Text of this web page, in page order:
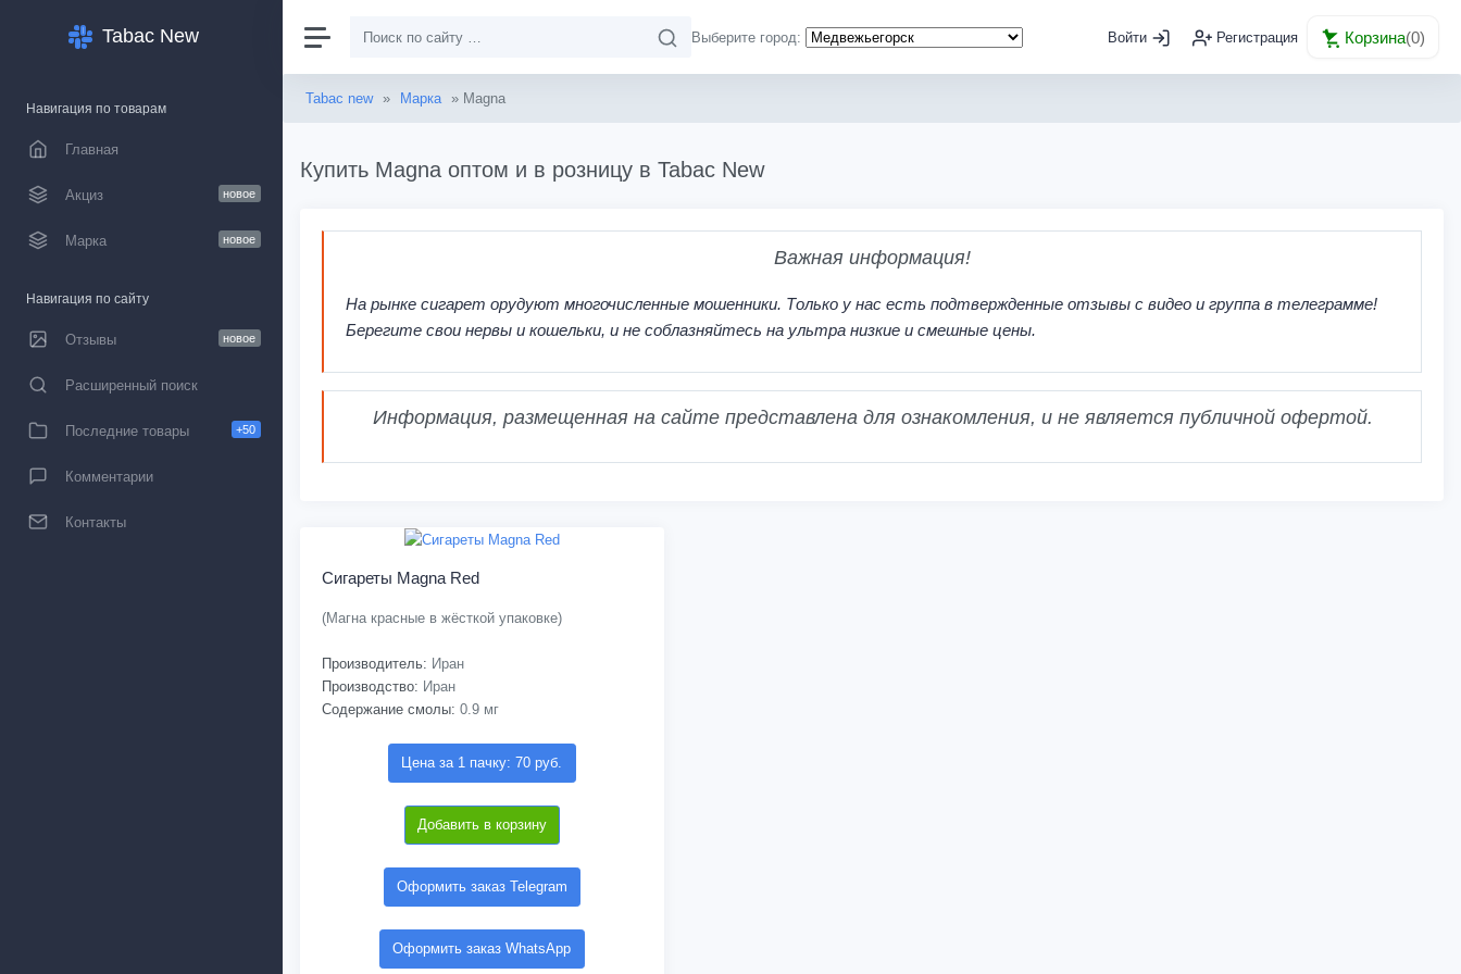
Tabac New
Навигация по товарам
Главная
Акциз новое
Марка новое
Навигация по сайту
Отзывы новое
Расширенный поиск
Последние товары +50
Комментарии
Контакты
Выберите город: Войти Регистрация Корзина(0)
Tabac new » Марка » Magna
Купить Magna оптом и в розницу в Tabac New
Важная информация!
На рынке сигарет орудуют многочисленные мошенники. Только у нас есть подтвержденные отзывы с видео и группа в телеграмме!
Берегите свои нервы и кошельки, и не соблазняйтесь на ультра низкие и смешные цены.
Информация, размещенная на сайте представлена для ознакомления, и не является публичной офертой.
Сигареты Magna Red
(Магна красные в жёсткой упаковке)
Производитель: Иран
Производство: Иран
Содержание смолы: 0.9 мг
Цена за 1 пачку: 70 руб.
Добавить в корзину
Оформить заказ Telegram
Оформить заказ WhatsApp